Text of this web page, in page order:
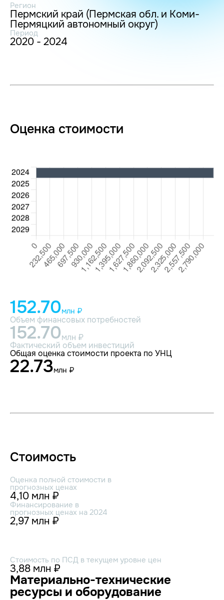
Регион
Пермский край (Пермская обл. и Коми-
Пермяцкий автономный округ)
Период
2020 - 2024
Оценка стоимости
152.70млн ₽
Объем финансовых потребностей
152.70млн ₽
Фактический объем инвестиций
Общая оценка стоимости проекта по УНЦ
22.73млн ₽
Стоимость
Оценка полной стоимости в
прогнозных ценах
4,10 млн ₽
Финансирование в
прогнозных ценах на 2024
2,97 млн ₽
Стоимость по ПСД в текущем уровне цен
3,88 млн ₽
Материально-технические
ресурсы и оборудование